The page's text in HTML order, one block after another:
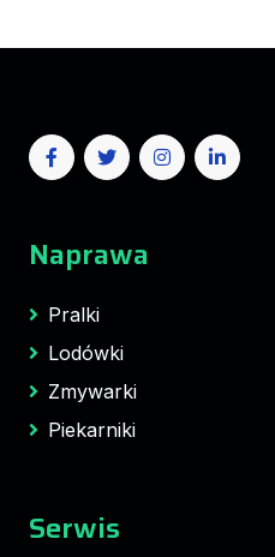
Naprawa
Pralki
Lodówki
Zmywarki
Piekarniki
Serwis